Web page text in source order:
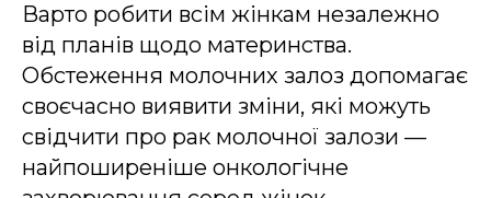
Варто робити всім жінкам незалежно
від планів щодо материнства.
Обстеження молочних залоз допомагає
своєчасно виявити зміни, які можуть
свідчити про рак молочної залози —
найпоширеніше онкологічне